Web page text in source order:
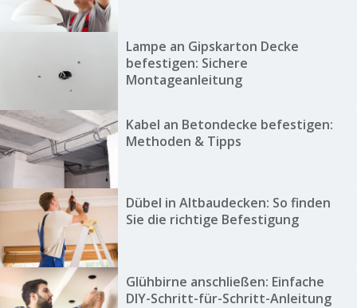
Lampe an Gipskarton Decke
befestigen: Sichere
Montageanleitung
Kabel an Betondecke befestigen:
Methoden & Tipps
Dübel in Altbaudecken: So finden
Sie die richtige Befestigung
Glühbirne anschließen: Einfache
DIY-Schritt-für-Schritt-Anleitung